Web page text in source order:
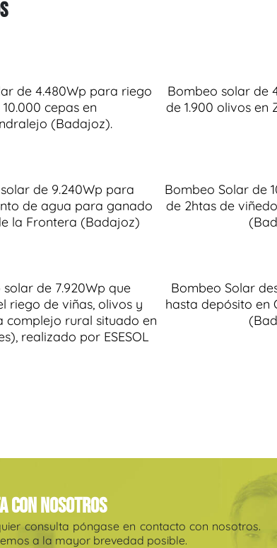
de 4.480Wp para riego
cepas en
(Badajoz).
Bombeo solar de
de 1.900 olivos
de 9.240Wp para
de agua para ganado
la Frontera (Badajoz)
Bombeo Solar de
de 2htas de
de 7.920Wp que
riego de viñas, olivos y
complejo rural situado en
realizado por ESESOL
Bombeo Solar
hasta depósito en
con nosotros
consulta póngase en contacto con nosotros.
a la mayor brevedad posible.